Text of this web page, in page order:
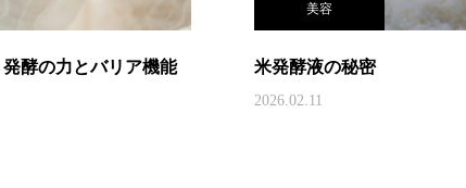
酵の力とバリア機能
美容
米発酵液の秘密
2026.02.11